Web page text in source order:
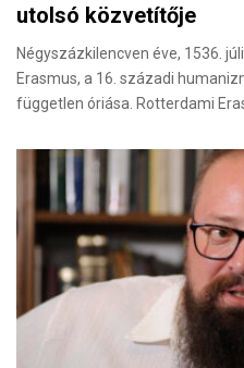
utolsó közvetítője
Négyszázkilencven éve, 1536.
Erasmus, a 16. századi
független óriása. Rotterdami